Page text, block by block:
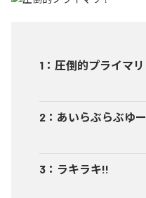
1 ： 圧倒的プライマリ
2 ： あいらぶらぶゆー
3 ： ラキラキ!!